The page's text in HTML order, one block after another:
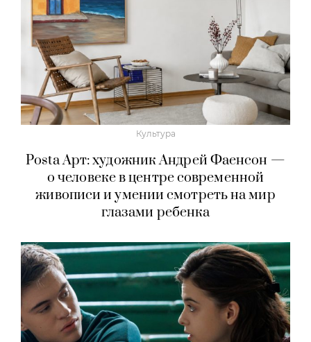
Культура
Posta Арт: художник Андрей Фаенсон —
о человеке в центре современной
живописи и умении смотреть на мир
глазами ребенка